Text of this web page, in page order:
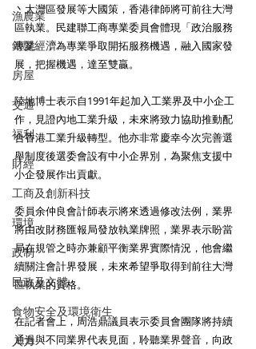
漁農業
銀髮經濟
房屋
交通
福利
財經
工商及創新科技
環境
政制
民政及文體
食物安全及環境衛生
人力
丶大灣區發展等大國策，香港律師將可前往大灣
區執業。民建聯工商專業委員會體現「政治服務
專業」，為專業爭取開拓服務機遇，融入國家發
展，把握機遇，達至雙贏。
陸地博士表示自1991年起加入工業界及中小企工
作，見證內地工業升級，未來將致力協助推動配
合香港工業升級轉型。他亦非常慶幸今次完善選
舉制度後選委會設有中小企界別，為聚焦支援中
小企發展作出貢獻。
委員余仲良會計師表示將來透過修改法例，業界
將由改財務匯報局發放執業牌照，業界表示盼當
局在規管之時亦兼顧平衡業界實際情況，他會繼
續關注會計界發展，未來希望爭取得到前往大灣
區執業的資格。
在記者會上，周浩鼎議員表示委員會團隊將持續
通過與不同業界代表見面，聆聽業界聲音，向政